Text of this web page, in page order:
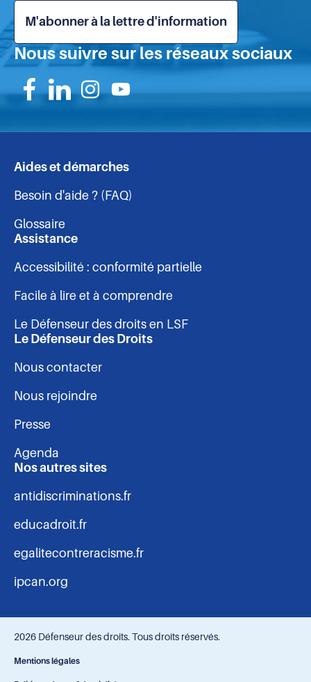
M'abonner à la lettre d'information
Nous suivre sur les réseaux sociaux
Suivez-
nous
sur
Suivez-
nous
sur
Suivez-
nous
sur
Suivez-
nous
Navigation
-
pied
de
page
Aides et démarches
Besoin d'aide ? (FAQ)
Glossaire
Assistance
Accessibilité : conformité partielle
Facile à lire et à comprendre
Le Défenseur des droits en LSF
Le Défenseur des Droits
Nous contacter
Nous rejoindre
Presse
Agenda
Nos autres sites
antidiscriminations.fr
educadroit.fr
egalitecontreracisme.fr
ipcan.org
2026 Défenseur des droits. Tous droits réservés.
Navigation
Mentions légales